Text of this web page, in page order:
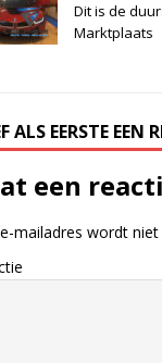
Dit is de
Marktplaats
ALS EERSTE EEN
een
mailadres wordt niet